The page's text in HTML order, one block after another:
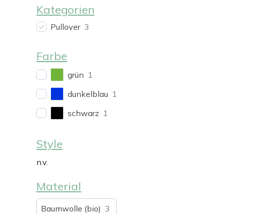
Kategorien
Pullover 3
Farbe
grün 1
dunkelblau 1
schwarz 1
Style
n.v.
Material
Baumwolle (bio) 3